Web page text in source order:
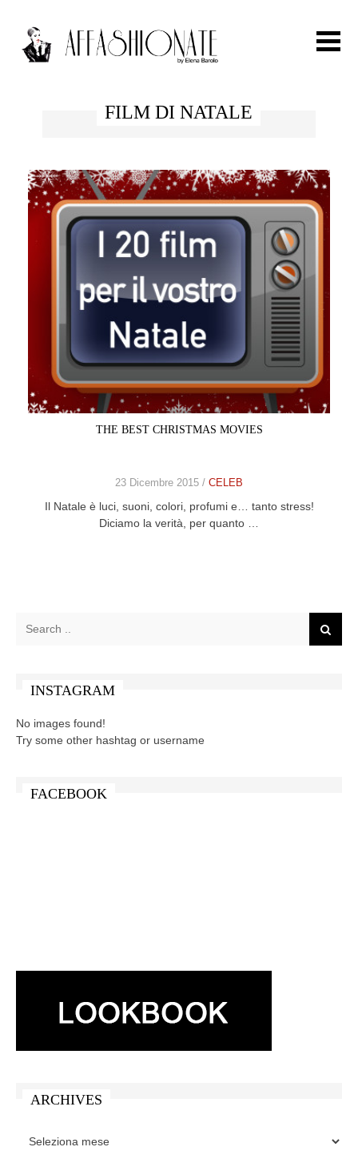
FASHION
OUTFIT
BEAUTY
PARTIES
CELEB
FILM DI NATALE
THE BEST CHRISTMAS MOVIES
23 Dicembre 2015 / CELEB
Il Natale è luci, suoni, colori, profumi e… tanto stress!
Diciamo la verità, per quanto …
INSTAGRAM
No images found!
Try some other hashtag or username
FACEBOOK
ARCHIVES